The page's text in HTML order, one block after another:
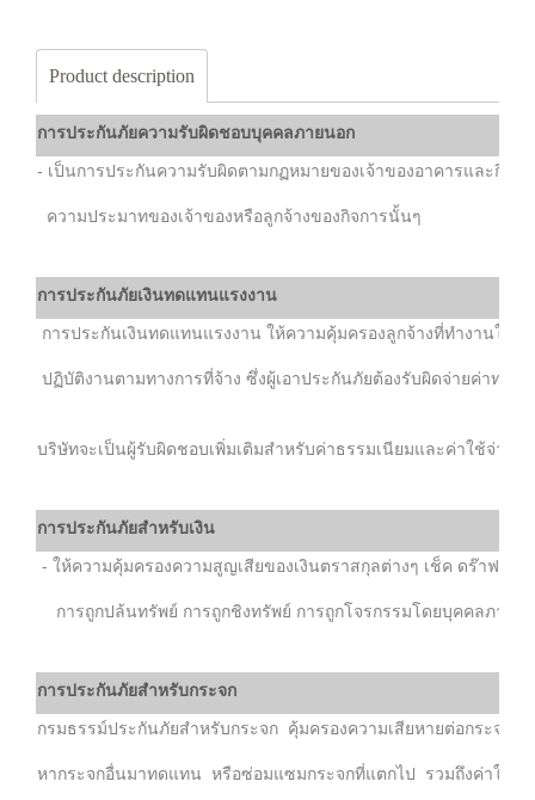
Product description
การประกันภัยความรับผิดชอบบุคคลภายนอก
- เป็นการประกันความรับผิดตามกฏหมายของเจ้าของอาคารและกิจ
ความประมาทของเจ้าของหรือลูกจ้างของกิจการนั้นๆ
การประกันภัยเงินทดแทนแรงงาน
การประกันเงินทดแทนแรงงาน ให้ความคุ้มครองลูกจ้างที่ทำงานให้
ปฏิบัติงานตามทางการที่จ้าง ซึ่งผู้เอาประกันภัยต้องรับผิดจ่ายค่าทด
บริษัทจะเป็นผู้รับผิดชอบเพิ่มเติมสำหรับค่าธรรมเนียมและค่าใช้จ่าย
การประกันภัยสำหรับเงิน
- ให้ความคุ้มครองความสูญเสียของเงินตราสกุลต่างๆ เช็ค ดร๊าฟ ตั๋
การถูกปล้นทรัพย์ การถูกชิงทรัพย์ การถูกโจรกรรมโดยบุคคลภายน
การประกันภัยสำหรับกระจก
กรมธรรม์ประกันภัยสำหรับกระจก คุ้มครองความเสียหายต่อกระจก
หากระจกอื่นมาทดแทน หรือซ่อมแซมกระจกที่แตกไป รวมถึงค่าใช้จ่